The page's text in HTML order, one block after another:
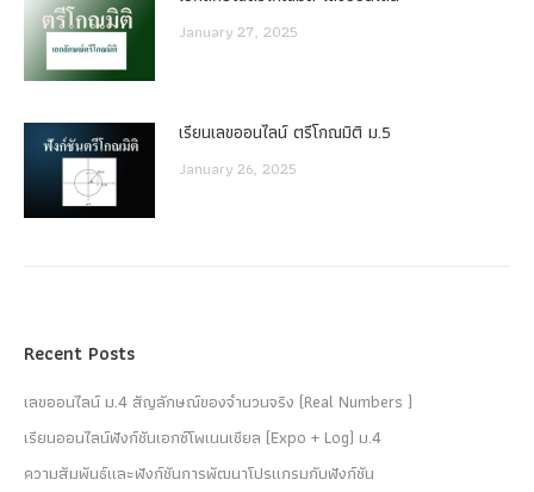
January 27, 2025
เรียนเลขออนไลน์ ตรีโกณมิติ ม.5
January 26, 2025
Recent Posts
เลขออนไลน์ ม.4 สัญลักษณ์ของจำนวนจริง (Real Numbers )
เรียนออนไลน์ฟังก์ชันเอกซ์โพเนนเชียล (Expo + Log) ม.4
ความสัมพันธ์และฟังก์ชันการพัฒนาโปรแกรมกับฟังก์ชัน